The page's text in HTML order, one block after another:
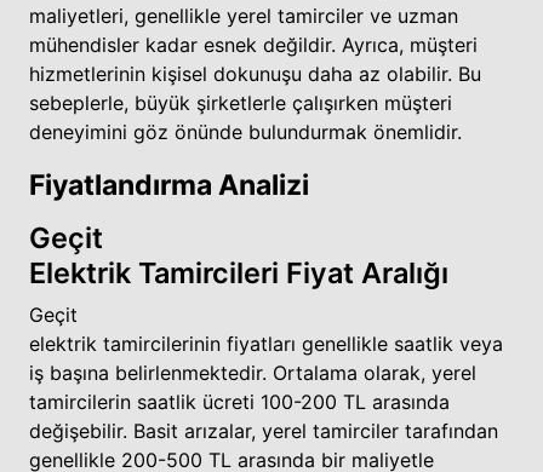
maliyetleri, genellikle yerel tamirciler ve uzman
mühendisler kadar esnek değildir. Ayrıca, müşteri
hizmetlerinin kişisel dokunuşu daha az olabilir. Bu
sebeplerle, büyük şirketlerle çalışırken müşteri
deneyimini göz önünde bulundurmak önemlidir.
Fiyatlandırma Analizi
Geçit
Elektrik Tamircileri Fiyat Aralığı
Geçit
elektrik tamircilerinin fiyatları genellikle saatlik veya
iş başına belirlenmektedir. Ortalama olarak, yerel
tamircilerin saatlik ücreti 100-200 TL arasında
değişebilir. Basit arızalar, yerel tamirciler tarafından
genellikle 200-500 TL arasında bir maliyetle